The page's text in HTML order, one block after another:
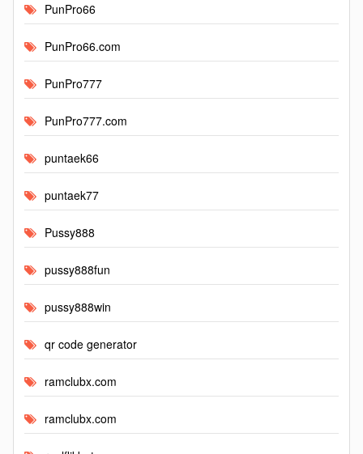
PunPro66
PunPro66.com
PunPro777
PunPro777.com
puntaek66
puntaek77
Pussy888
pussy888fun
pussy888win
qr code generator
ramclubx.com
ramclubx.com